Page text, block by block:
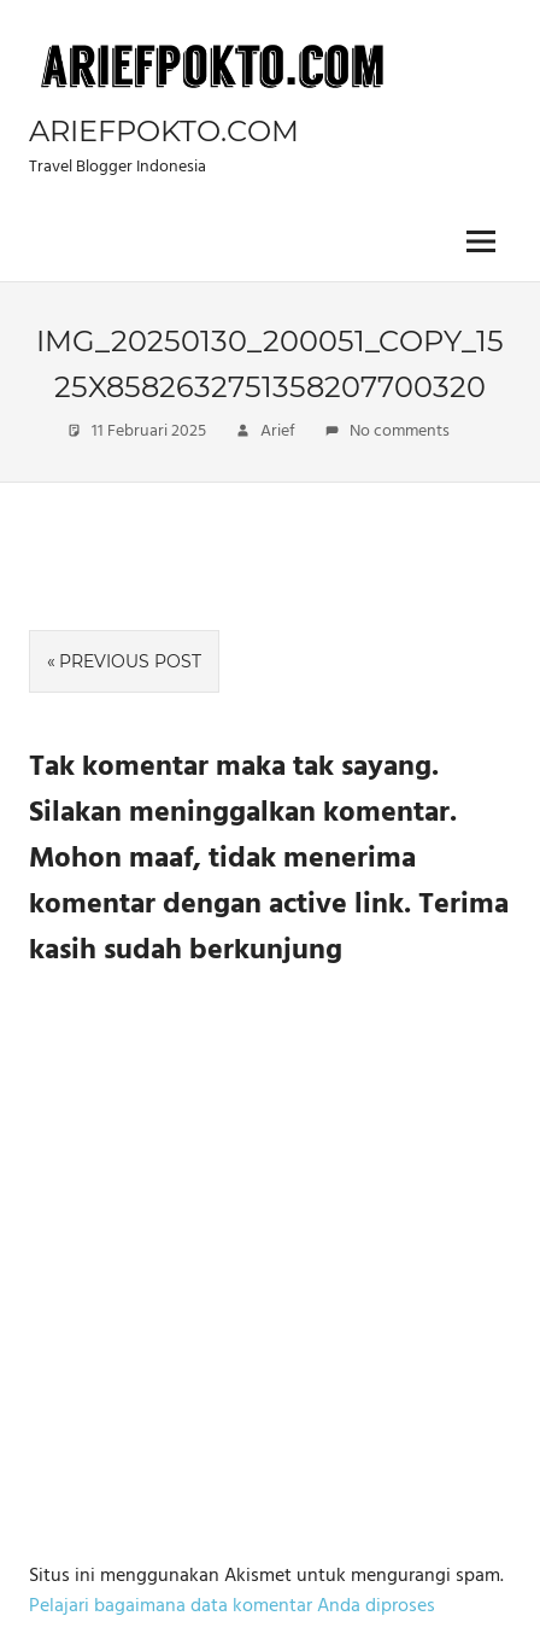
content
ARIEFPOKTO.COM
Travel Blogger Indonesia
Menu
IMG_20250130_200051_COPY_15
25X8582632751358207700320
11 Februari 2025 Arief No comments
Navigasi
pos
PREVIOUS POST
Tak komentar maka tak sayang.
Silakan meninggalkan komentar.
Mohon maaf, tidak menerima
komentar dengan active link. Terima
kasih sudah berkunjung
Situs ini menggunakan Akismet untuk mengurangi spam.
Pelajari bagaimana data komentar Anda diproses